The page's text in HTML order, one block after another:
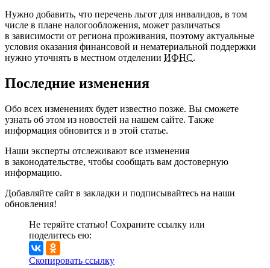
Нужно добавить, что перечень льгот для инвалидов, в том
числе в плане налогообложения, может различаться
в зависимости от региона проживания, поэтому актуальные
условия оказания финансовой и нематериальной поддержки
нужно уточнять в местном отделении ИФНС.
Последние изменения
Обо всех изменениях будет известно позже. Вы сможете
узнать об этом из новостей на нашем сайте. Также
информация обновится и в этой статье.
Наши эксперты отслеживают все изменения
в законодательстве, чтобы сообщать вам достоверную
информацию.
Добавляйте сайт в закладки и подписывайтесь на наши
обновления!
Не теряйте статью! Сохраните ссылку или
поделитесь ею:
Скопировать ссылку